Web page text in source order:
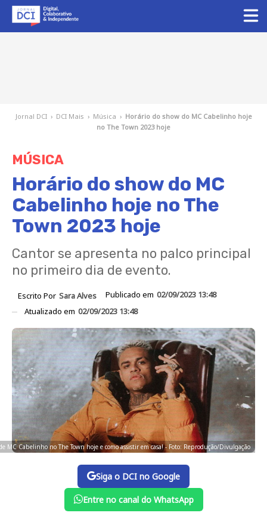
Jornal DCI › DCI Mais › Música › Horário do show do MC Cabelinho hoje
no The Town 2023 hoje
MÚSICA
Horário do show do MC
Cabelinho hoje no The
Town 2023 hoje
Cantor se apresenta no palco principal
no primeiro dia de evento.
Escrito Por Sara Alves Publicado em 02/09/2023 13:48
Atualizado em 02/09/2023 13:48
MC Cabelinho no The Town hoje e como assistir em casa! - Foto: Reprodução/Divulgação
Siga o DCI no Google
Entre no canal do WhatsApp